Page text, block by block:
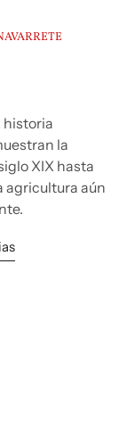
historia
la
XIX hasta
agricultura aún